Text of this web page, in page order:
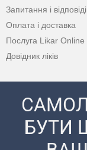
Запитання і відповіді
Оплата і доставка
Послуга Likar Online
Довідник ліків
БУТИ